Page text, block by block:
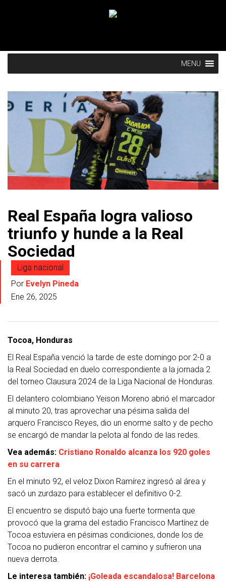
MENU
Real España logra valioso
triunfo y hunde a la Real
Sociedad
Liga nacional
Por Evelyn Pineda
Ene 26, 2025
Tocoa, Honduras
El Real España venció la tarde de este domingo por 2-0 a
la Real Sociedad en duelo correspondiente a la jornada 2
del torneo Clausura 2024 de la Liga Nacional de Honduras.
El delantero colombiano Yeison Moreno abrió el marcador
al minuto 20, tras aprovechar una pésima salida del
arquero Francisco Reyes, dio un enorme salto y de pecho
se encargó de mandar la pelota al fondo de las redes.
Vea además: Cristiano Ronaldo alcanza los 920 goles
en su carrera
En el minuto 92, el veloz Dixon Ramírez ingresó al área y
sacó un zurdazo para establecer el definitivo 0-2.
El encuentro se disputó bajo una fuerte tormenta que
provocó que la grama del estadio Francisco Martínez de
Tocoa estuviera en pésimas condiciones, donde los de
Tocoa no pudieron encontrar el camino y sufrieron una
nueva derrota.
Le interesa también: ¡Goleada escandalosa! Barcelona